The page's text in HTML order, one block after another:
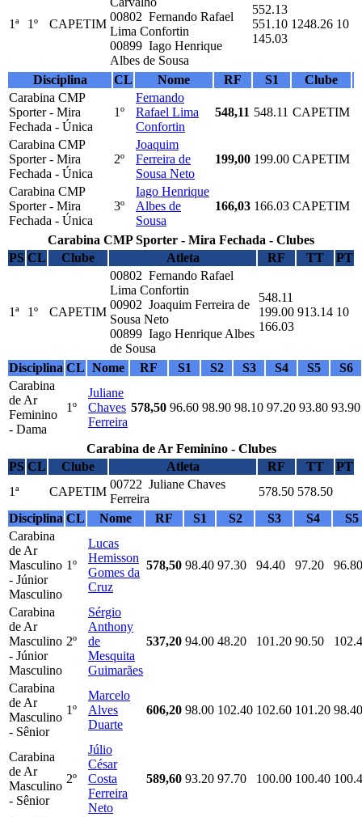
1ª 1º CAPETIM
00802 Fernando Rafael
Lima Confortin
00899 Iago Henrique
Albes de Sousa
552.13
551.10
145.03
1248.26 10
Disciplina CL Nome RF S1
Clube
Carabina CMP
Sporter - Mira
Fechada - Única
1º
Fernando
Rafael Lima
Confortin
548,11 548.11 CAPETIM
Carabina CMP
Sporter - Mira
Fechada - Única
2º
Joaquim
Ferreira de
Sousa Neto
199,00 199.00 CAPETIM
Carabina CMP
Sporter - Mira
Fechada - Única
3º
Iago Henrique
Albes de
Sousa
166,03 166.03 CAPETIM
Carabina CMP Sporter - Mira Fechada - Clubes
PS CL Clube Atleta RF TT PT
1ª 1º CAPETIM
00802 Fernando Rafael
Lima Confortin
00902 Joaquim Ferreira de
Sousa Neto
00899 Iago Henrique Albes
de Sousa
548.11
199.00
166.03
913.14 10
Disciplina CL Nome RF S1 S2 S3 S4 S5
S6
Carabina
de Ar
Feminino
- Dama
1º
Juliane
Chaves
Ferreira
578,50 96.60 98.90 98.10 97.20 93.80 93.90
Carabina de Ar Feminino - Clubes
PS CL Clube Atleta RF TT
PT
1ª
CAPETIM
00722 Juliane Chaves
Ferreira
578.50 578.50
Disciplina CL Nome RF S1 S2 S3 S4
S5
Carabina
de Ar
Masculino
- Júnior
Masculino
1º
Lucas
Hemisson
Gomes da
Cruz
578,50 98.40 97.30 94.40 97.20 96.80
Carabina
de Ar
Masculino
- Júnior
Masculino
2º
Sérgio
Anthony
de
Mesquita
Guimarães
537,20 94.00 48.20 101.20 90.50
Carabina
de Ar
Masculino
- Sênior
1º
Marcelo
Alves
Duarte
606,20 98.00 102.40 102.60 101.20 98.40
Carabina
de Ar
Masculino
- Sênior
2º
Júlio
César
Costa
Ferreira
Neto
589,60 93.20 97.70 100.00 100.40